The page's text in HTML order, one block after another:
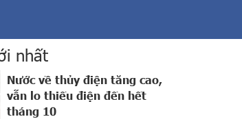
nhất
Nước về thủy điện tăng cao,
vẫn lo thiếu điện đến hết
tháng 10